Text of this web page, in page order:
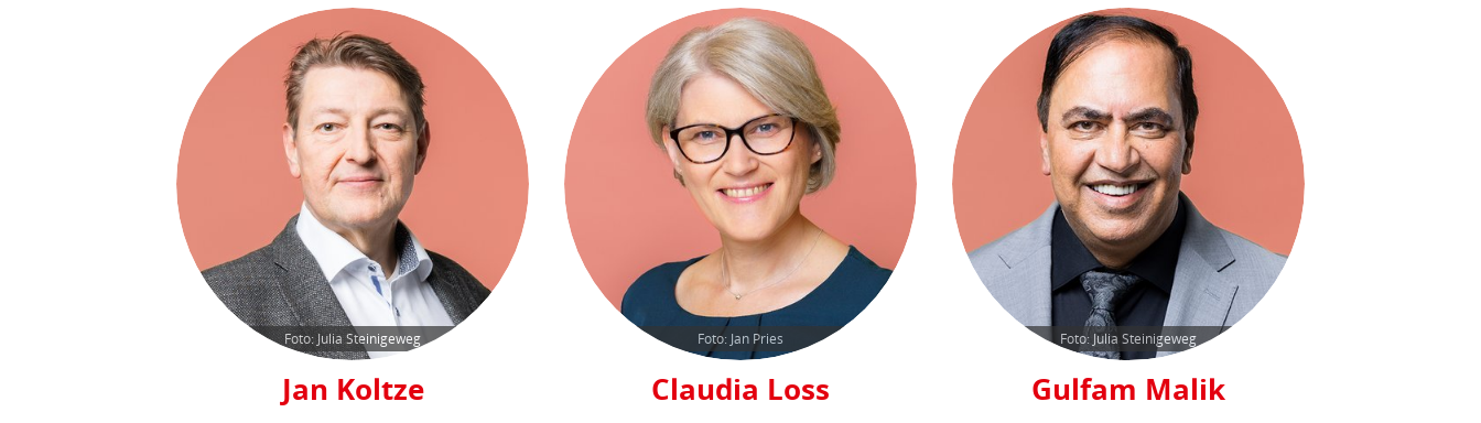
Foto: Julia Steinigeweg
Jan Koltze
Foto: Jan Pries
Claudia Loss
Foto: Julia Steinigeweg
Gulfam Malik